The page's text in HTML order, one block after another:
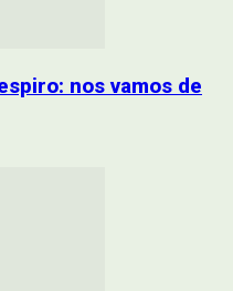
nos vamos de